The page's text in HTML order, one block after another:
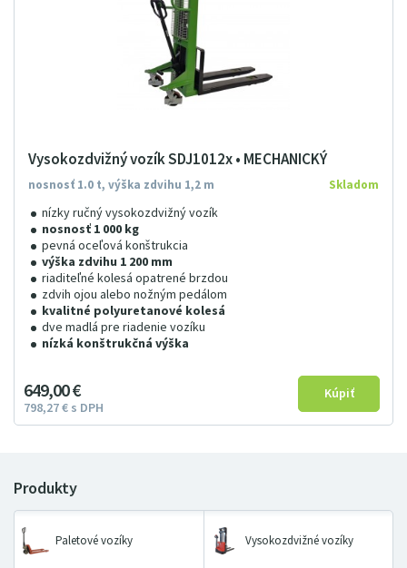
Vysokozdvižný vozík SDJ1012x • MECHANICKÝ
nosnosť 1.0 t, výška zdvihu 1,2 m
nízky ručný vysokozdvižný vozík
nosnosť 1 000 kg
pevná oceľová konštrukcia
výška zdvihu 1 200 mm
riaditeľné kolesá opatrené brzdou
zdvih ojou alebo nožným pedálom
kvalitné polyuretanové kolesá
dve madlá pre riadenie vozíku
nízká konštrukčná výška
Skladom
649 00€
798 27€ s DPH
Paletové vozíky Vysokozdvižné vozíky